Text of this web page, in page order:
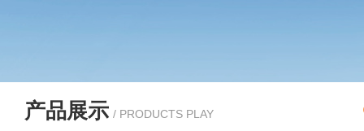
产品展示 / PRODUCTS PLAY